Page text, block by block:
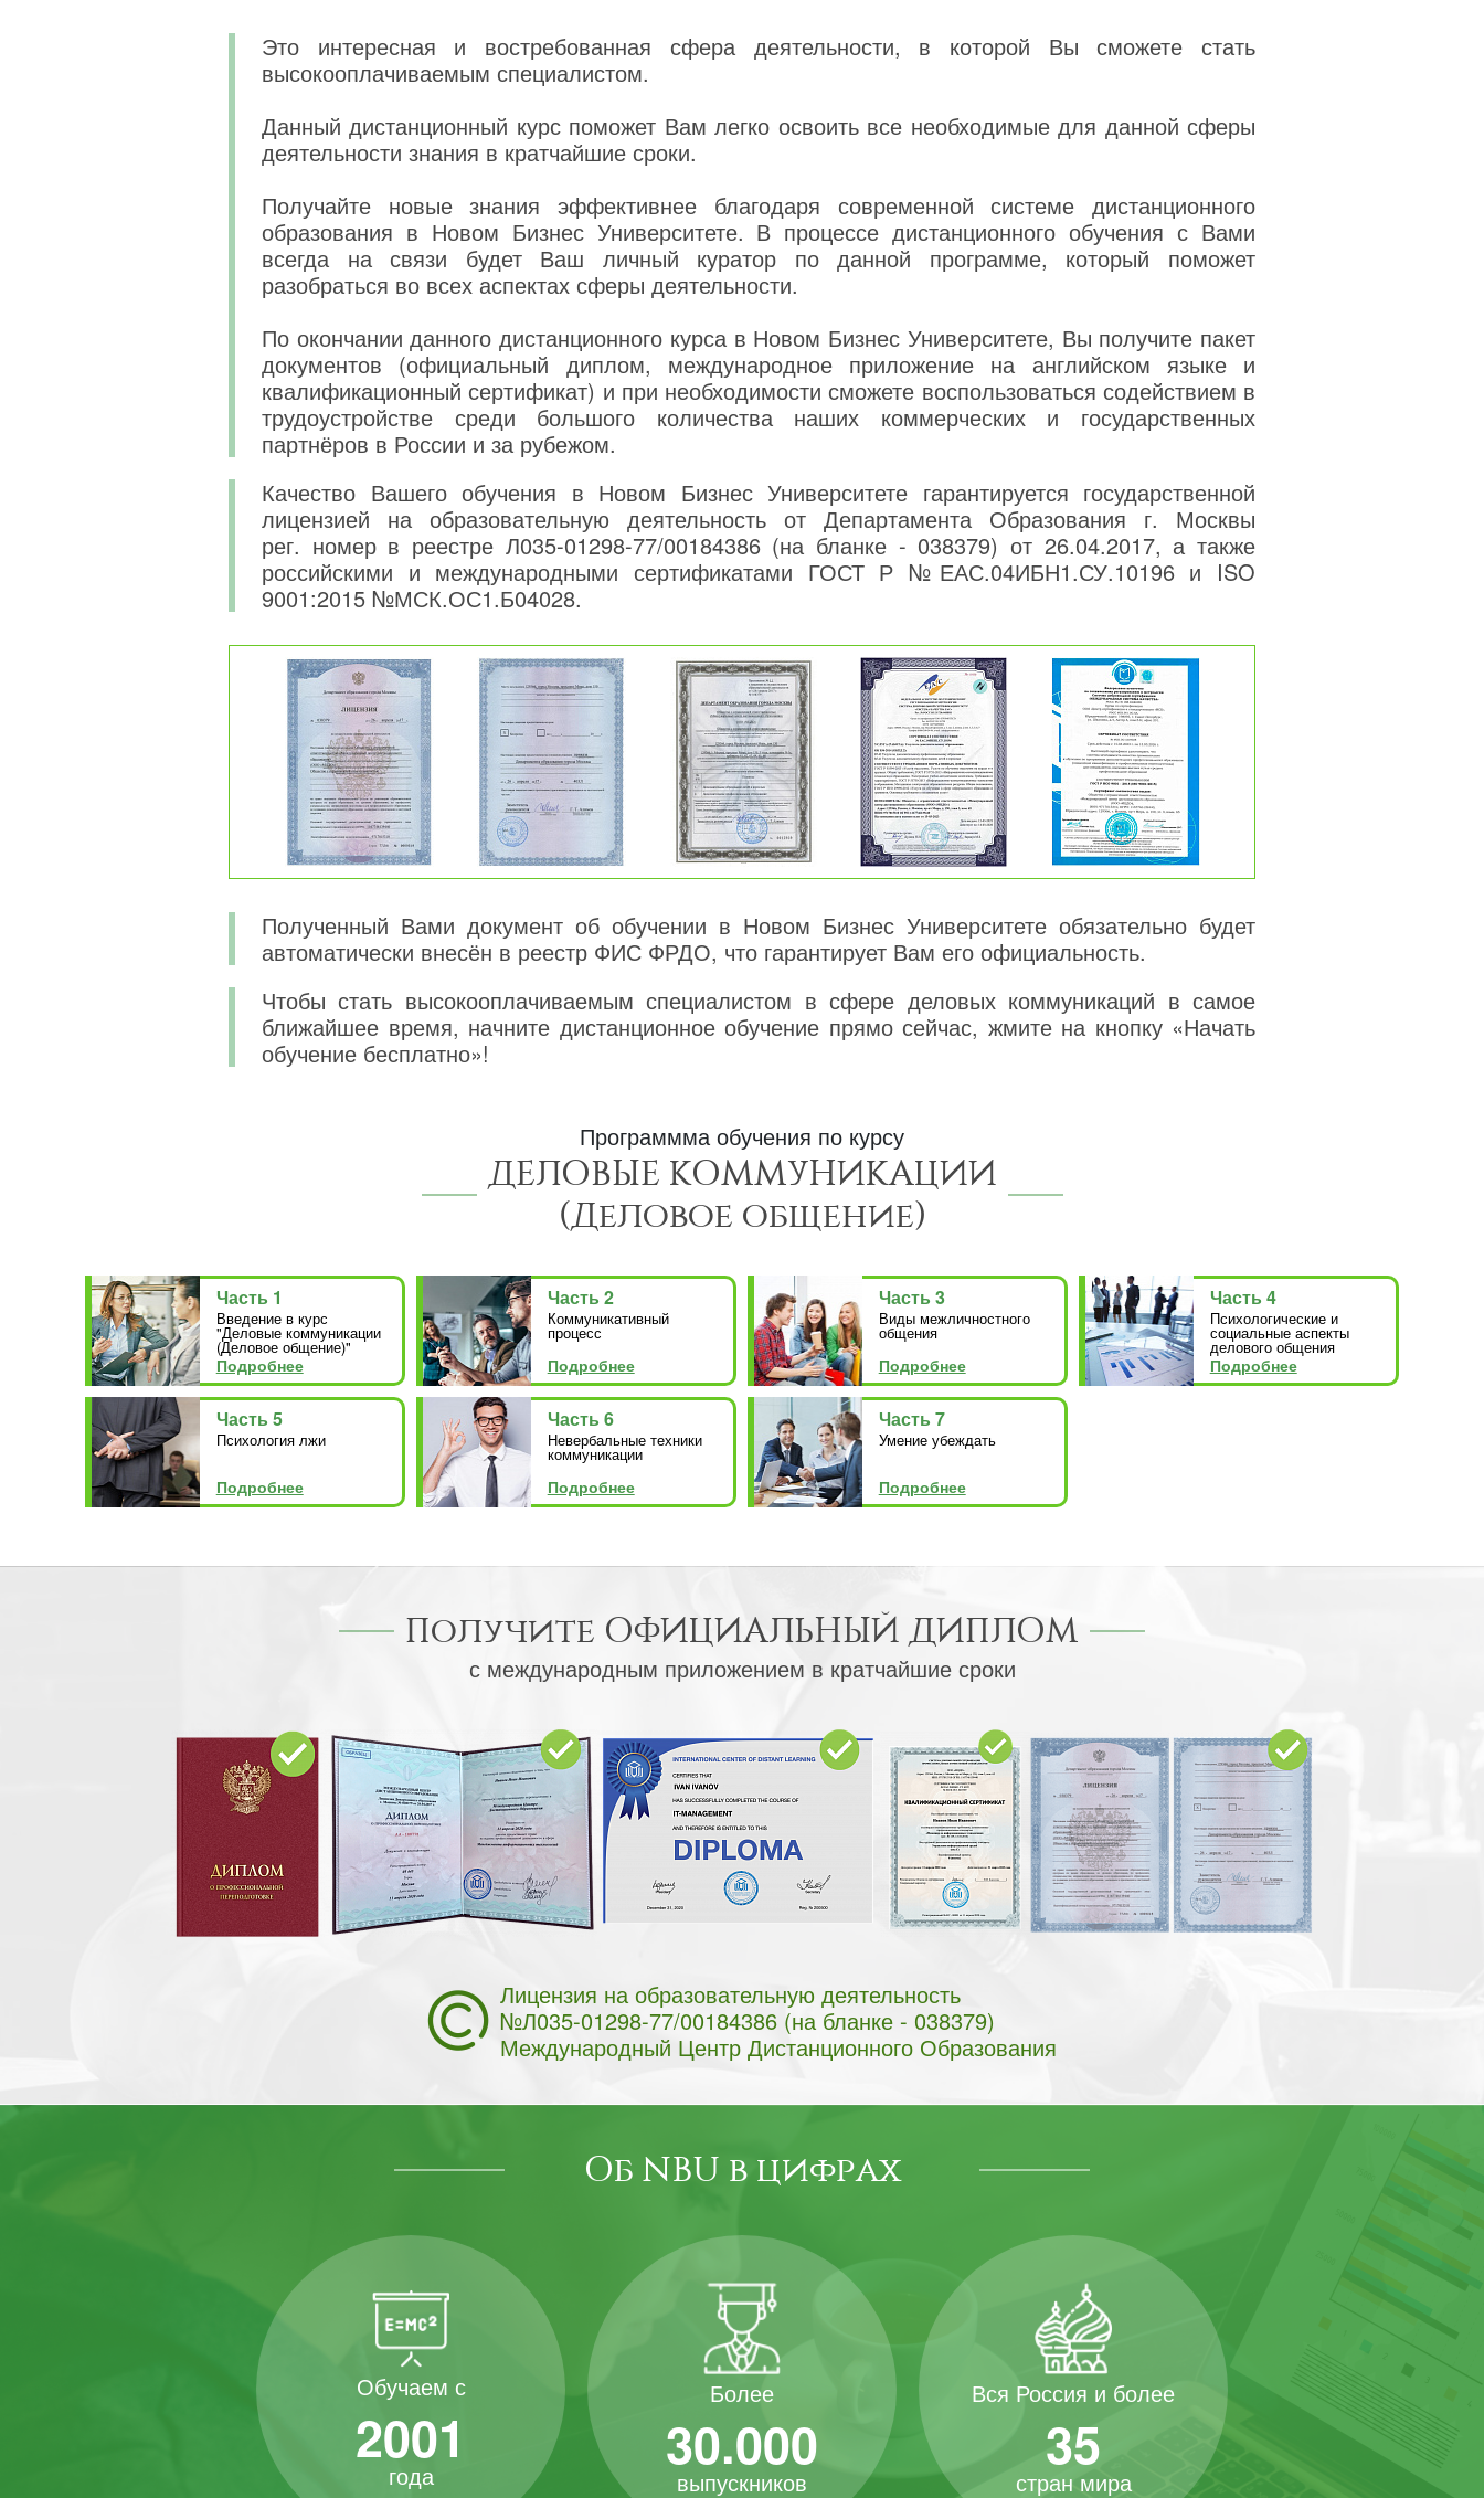
Это интересная и востребованная сфера деятельности, в которой Вы сможете стать
высокооплачиваемым специалистом.
Данный дистанционный курс поможет Вам легко освоить все необходимые для данной сферы
деятельности знания в кратчайшие сроки.
Получайте новые знания эффективнее благодаря современной системе дистанционного
образования в Новом Бизнес Университете. В процессе дистанционного обучения с Вами
всегда на связи будет Ваш личный куратор по данной программе, который поможет
разобраться во всех аспектах сферы деятельности.
По окончании данного дистанционного курса в Новом Бизнес Университете, Вы получите пакет
документов (официальный диплом, международное приложение на английском языке и
квалификационный сертификат) и при необходимости сможете воспользоваться содействием в
трудоустройстве среди большого количества наших коммерческих и государственных
партнёров в России и за рубежом.
Качество Вашего обучения в Новом Бизнес Университете гарантируется государственной
лицензией на образовательную деятельность от Департамента Образования г. Москвы
рег. номер в реестре Л035-01298-77/00184386 (на бланке - 038379) от 26.04.2017, а также
российскими и международными сертификатами ГОСТ Р №ЕАС.04ИБН1.СУ.10196 и ISO
9001:2015 №МСК.ОС1.Б04028.
Полученный Вами документ об обучении в Новом Бизнес Университете обязательно будет
автоматически внесён в реестр ФИС ФРДО, что гарантирует Вам его официальность.
Чтобы стать высокооплачиваемым специалистом в сфере деловых коммуникаций в самое
ближайшее время, начните дистанционное обучение прямо сейчас, жмите на кнопку «Начать
обучение бесплатно»!
Программма обучения по курсу
ДЕЛОВЫЕ КОММУНИКАЦИИ
(Деловое общение)
Часть 1
Введение в курс
"Деловые коммуникации
(Деловое общение)"
Подробнее
Часть 2
Коммуникативный
процесс
Подробнее
Часть 3
Виды межличностного
общения
Подробнее
Часть 4
Психологические и
социальные аспекты
делового общения
Подробнее
Часть 5
Психология лжи
Подробнее
Часть 6
Невербальные техники
коммуникации
Подробнее
Часть 7
Умение убеждать
Подробнее
Получите ОФИЦИАЛЬНЫЙ ДИПЛОМ
с международным приложением в кратчайшие сроки
Лицензия на образовательную деятельность
№Л035-01298-77/00184386 (на бланке - 038379)
Международный Центр Дистанционного Образования
Об NBU в цифрах
Обучаем с
2001
года
Более
30.000
выпускников
Вся Россия и более
35
стран мира